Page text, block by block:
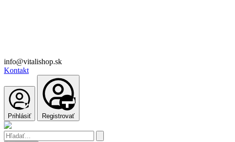
info@vitalishop.sk
Kontakt
Prihlásiť Registrovať